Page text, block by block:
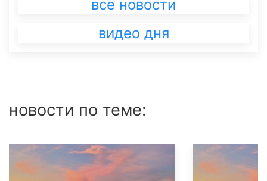
все новости
видео дня
новости по теме: